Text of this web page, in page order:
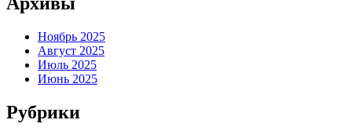
Ноябрь 2025
Август 2025
Июль 2025
Июнь 2025
Рубрики